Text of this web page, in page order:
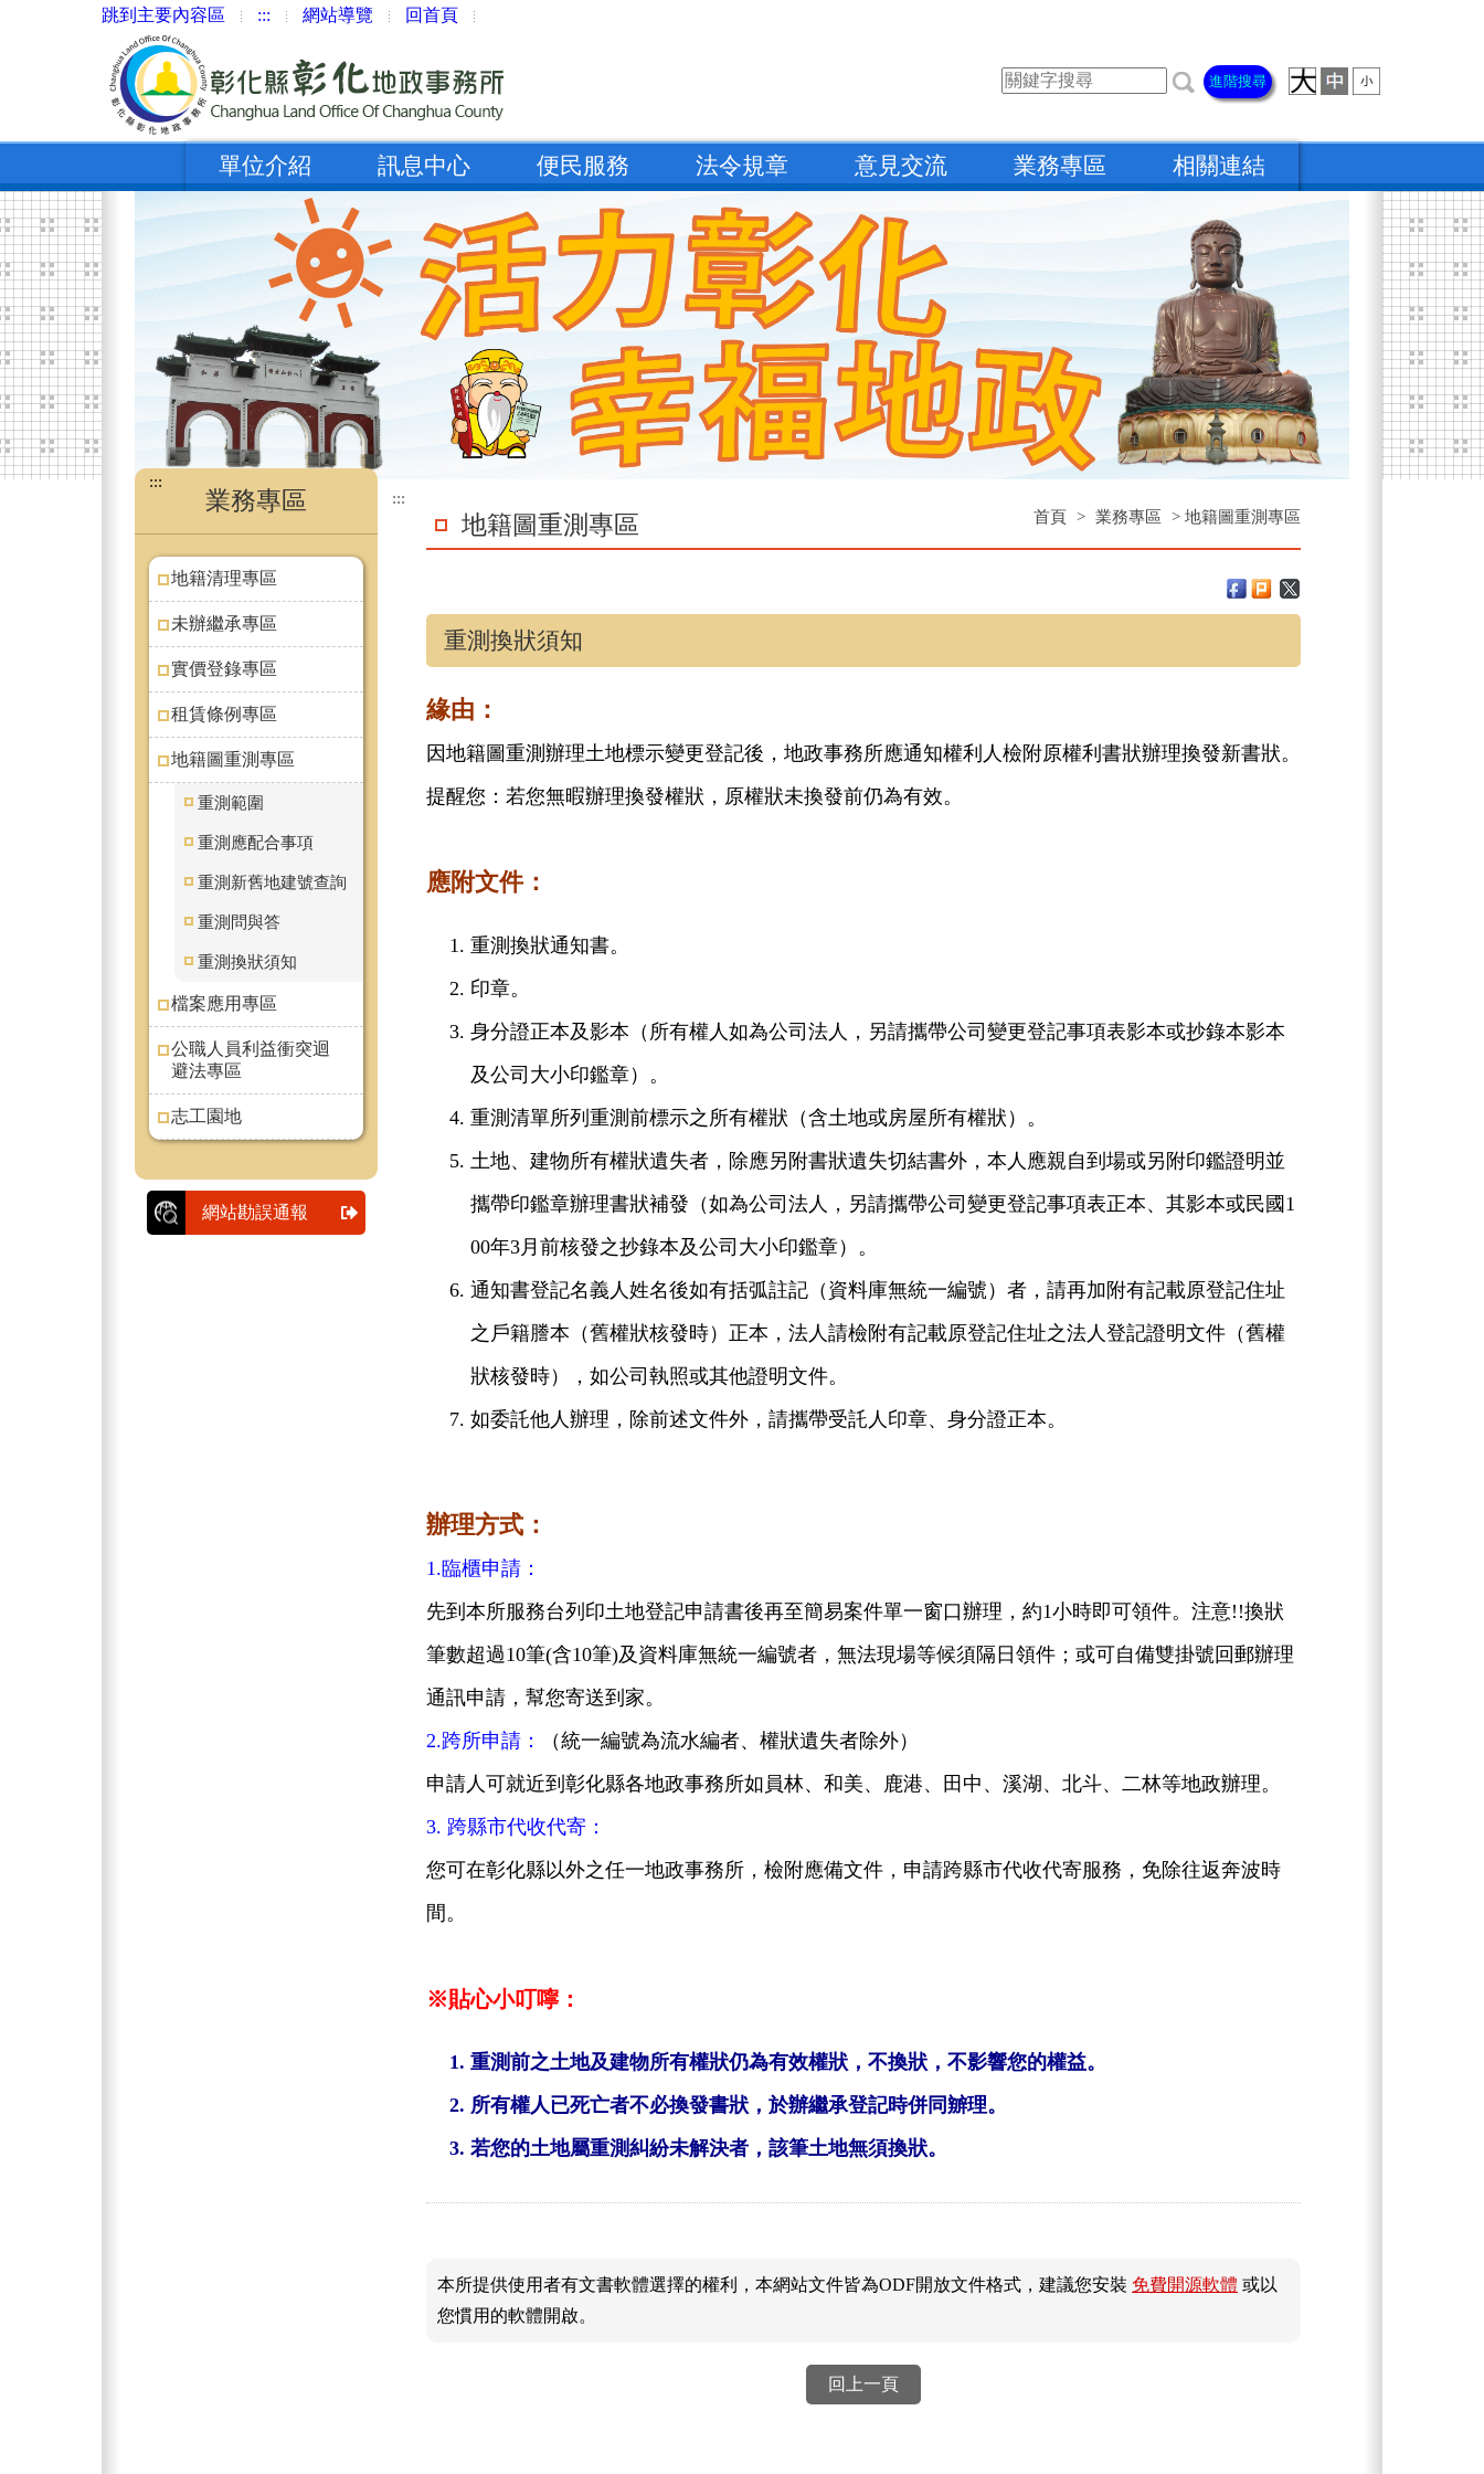
跳到主要內容區 ::: 網站導覽 回首頁
進階搜尋
單位介紹 訊息中心 便民服務 法令規章 意見交流 業務專區 相關連結
:::
業務專區
地籍清理專區
未辦繼承專區
實價登錄專區
租賃條例專區
地籍圖重測專區
重測範圍
重測應配合事項
重測新舊地建號查詢
重測問與答
重測換狀須知
檔案應用專區
公職人員利益衝突迴
避法專區
志工園地
網站勘誤通報
:::
首頁 > 業務專區 > 地籍圖重測專區
地籍圖重測專區
重測換狀須知
緣由：
因地籍圖重測辦理土地標示變更登記後，地政事務所應通知權利人檢附原權利書狀辦理換發新書狀。
提醒您：若您無暇辦理換發權狀，原權狀未換發前仍為有效。
應附文件：
重測換狀通知書。
印章。
身分證正本及影本（所有權人如為公司法人，另請攜帶公司變更登記事項表影本或抄錄本影本
及公司大小印鑑章）。
重測清單所列重測前標示之所有權狀（含土地或房屋所有權狀）。
土地、建物所有權狀遺失者，除應另附書狀遺失切結書外，本人應親自到場或另附印鑑證明並
攜帶印鑑章辦理書狀補發（如為公司法人，另請攜帶公司變更登記事項表正本、其影本或民國1
00年3月前核發之抄錄本及公司大小印鑑章）。
通知書登記名義人姓名後如有括弧註記（資料庫無統一編號）者，請再加附有記載原登記住址
之戶籍謄本（舊權狀核發時）正本，法人請檢附有記載原登記住址之法人登記證明文件（舊權
狀核發時），如公司執照或其他證明文件。
如委託他人辦理，除前述文件外，請攜帶受託人印章、身分證正本。
辦理方式：
1.臨櫃申請：
先到本所服務台列印土地登記申請書後再至簡易案件單一窗口辦理，約1小時即可領件。注意!!換狀
筆數超過10筆(含10筆)及資料庫無統一編號者，無法現場等候須隔日領件；或可自備雙掛號回郵辦理
通訊申請，幫您寄送到家。
2.跨所申請：
（統一編號為流水編者、權狀遺失者除外）
申請人可就近到彰化縣各地政事務所如員林、和美、鹿港、田中、溪湖、北斗、二林等地政辦理。
3. 跨縣市代收代寄：
您可在彰化縣以外之任一地政事務所，檢附應備文件，申請跨縣市代收代寄服務，免除往返奔波時
間。
※貼心小叮嚀：
重測前之土地及建物所有權狀仍為有效權狀，不換狀，不影響您的權益。
所有權人已死亡者不必換發書狀，於辦繼承登記時併同辧理。
若您的土地屬重測糾紛未解決者，該筆土地無須換狀。
本所提供使用者有文書軟體選擇的權利，本網站文件皆為ODF開放文件格式，建議您安裝 免費開源軟體 或以
您慣用的軟體開啟。
回上一頁